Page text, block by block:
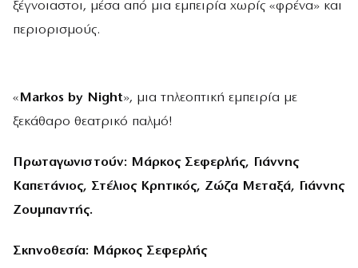
ξέγνοιαστοι, μέσα από μια εμπειρία χωρίς «φρένα» και
περιορισμούς.
« Markos by Night», μια τηλεοπτική εμπειρία με
ξεκάθαρο θεατρικό παλμό!
Πρωταγωνιστούν: Μάρκος Σεφερλής, Γιάννης
Καπετάνιος, Στέλιος Κρητικός, Ζώζα Μεταξά, Γιάννης
Ζουμπαντής.
Σκηνοθεσία: Μάρκος Σεφερλής